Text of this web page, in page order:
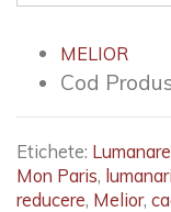
MELIOR
Cod
Etichete:
Mon Paris, lumanari
reducere, Melior,